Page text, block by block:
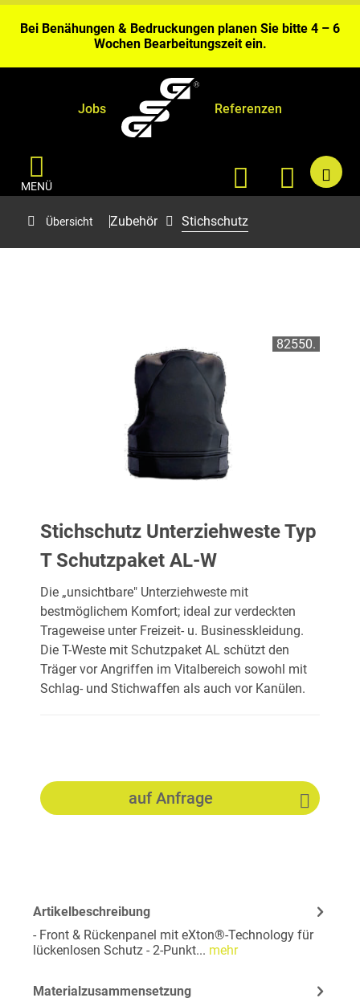
Bei Benähungen & Bedruckungen planen Sie bitte 4 – 6
Wochen Bearbeitungszeit ein.
Gerolstein.
Jobs Referenzen
MENÜ
Übersicht Zubehör Stichschutz
82550.
Stichschutz Unterziehweste Typ
T Schutzpaket AL-W
Die „unsichtbare" Unterziehweste mit
bestmöglichem Komfort; ideal zur verdeckten
Trageweise unter Freizeit- u. Businesskleidung.
Die T-Weste mit Schutzpaket AL schützt den
Träger vor Angriffen im Vitalbereich sowohl mit
Schlag- und Stichwaffen als auch vor Kanülen.
auf Anfrage
Artikelbeschreibung
- Front & Rückenpanel mit eXton®-Technology für
lückenlosen Schutz - 2-Punkt... mehr
Materialzusammensetzung